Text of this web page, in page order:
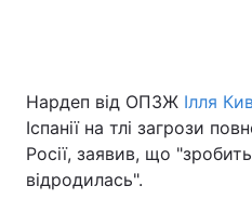
Головна
Україна
Нардеп від ОПЗЖ Ілля
Іспанії на тлі загрози
Росії, заявив, що
відродилась".